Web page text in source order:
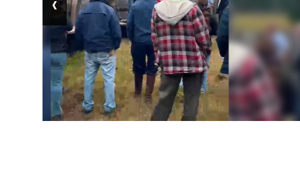
Seguridad y Salud
abril 28, 2026